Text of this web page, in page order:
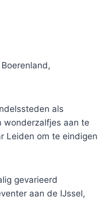
als
wonderzalfjes aan te
Leiden om te eindigen
gevarieerd
aan de IJssel,